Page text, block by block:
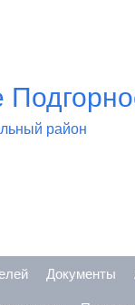
район
Документы